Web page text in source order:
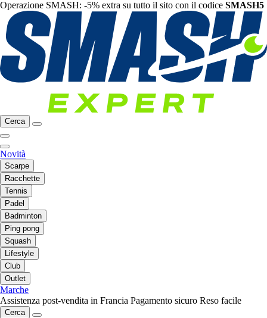
Operazione SMASH: -5% extra su tutto il sito con il codice SMASH5
Cerca
Novità
Scarpe
Racchette
Tennis
Padel
Badminton
Ping pong
Squash
Lifestyle
Club
Outlet
Marche
Assistenza post-vendita in Francia Pagamento sicuro Reso facile
Cerca